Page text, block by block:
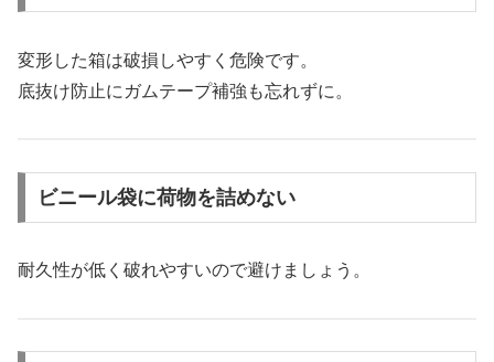
変形した箱は破損しやすく危険です。
底抜け防止にガムテープ補強も忘れずに。
ビニール袋に荷物を詰めない
耐久性が低く破れやすいので避けましょう。